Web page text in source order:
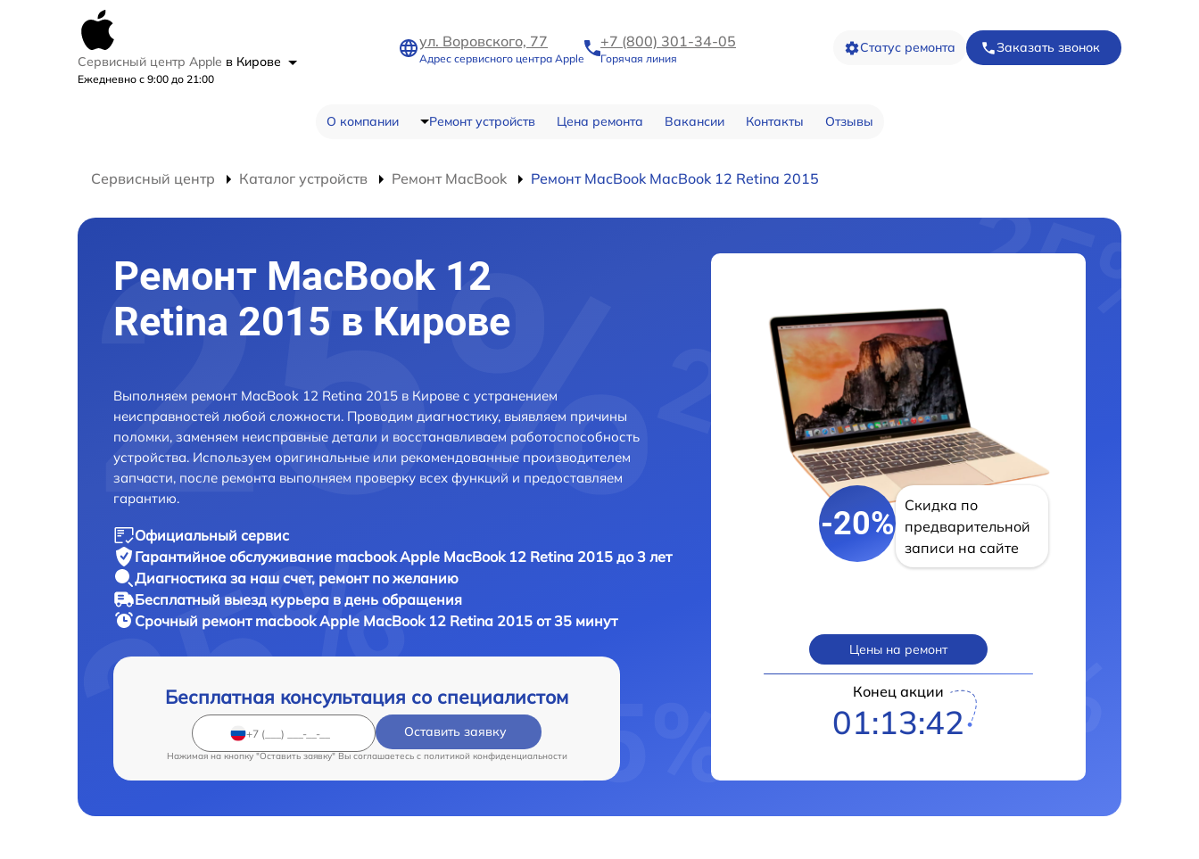
Сервисный центр Apple в Кирове
Ежедневно с 9:00 до 21:00
ул. Воровского, 77
Адрес сервисного центра Apple
+7 (800) 301-34-05
Горячая линия
Статус ремонта Заказать звонок
О компании Ремонт устройств Цена ремонта Вакансии Контакты Отзывы
Сервисный центр Каталог устройств Ремонт MacBook Ремонт MacBook MacBook 12 Retina 2015
Ремонт MacBook 12
Retina 2015 в Кирове
Выполняем ремонт MacBook 12 Retina 2015 в Кирове с устранением
неисправностей любой сложности. Проводим диагностику, выявляем причины
поломки, заменяем неисправные детали и восстанавливаем работоспособность
устройства. Используем оригинальные или рекомендованные производителем
запчасти, после ремонта выполняем проверку всех функций и предоставляем
гарантию.
Официальный сервис
Гарантийное обслуживание macbook Apple MacBook 12 Retina 2015 до 3 лет
Диагностика за наш счет, ремонт по желанию
Бесплатный выезд курьера в день обращения
Срочный ремонт macbook Apple MacBook 12 Retina 2015 от 35 минут
Бесплатная консультация со специалистом
Оставить заявку
Нажимая на кнопку "Оставить заявку" Вы соглашаетесь c политикой конфиденциальности
-20%
Скидка по
предварительной
записи на сайте
Цены на ремонт
Конец акции
01:13:41